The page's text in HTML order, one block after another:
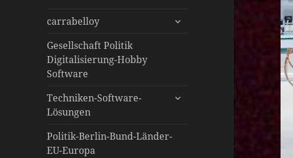
carrabelloy
untermenü
Gesellschaft Politik
Digitalisierung-Hobby
Software
Techniken-Software-
Lösungen
untermenü
Politik-Berlin-Bund-Länder-
EU-Europa